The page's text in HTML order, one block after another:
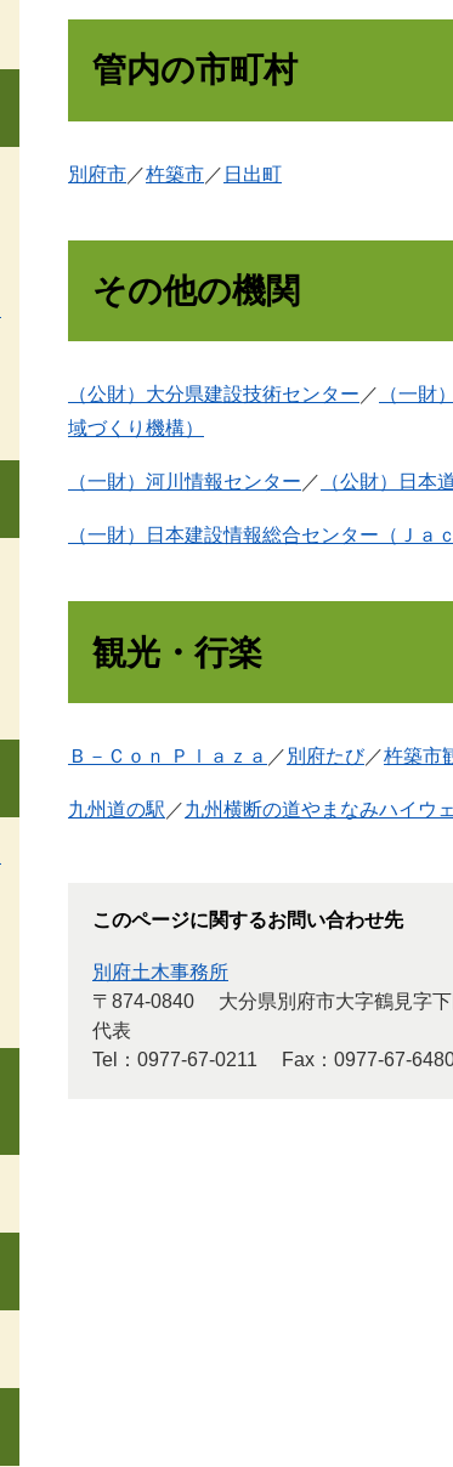
管内の市町村
別府市 ／杵築市 ／ 日出町
その他の機関
（公財）大分県建設技術センター ／ （一財
域づくり機構）
（一財）河川情報センター ／ （公財）日本
（一財）日本建設情報総合センター（Ｊａ
観光・行楽
Ｂ－Ｃｏｎ Ｐｌａｚａ ／ 別府たび／杵築市
九州道の駅 ／九州横断の道やまなみハイウ
このページに関するお問い合わせ先
別府土木事務所
〒874-0840
大分県別府市大字鶴見字
代表
Tel：0977-67-0211
Fax：0977-67-